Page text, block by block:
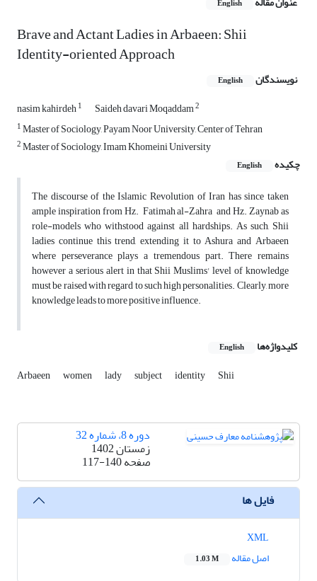
English
Brave and Actant Ladies in Arbaeen: Shii
Identity-oriented Approach
نویسندگان English
nasim kahirdeh1 Saideh davari Moqaddam2
1Master of Sociology, Payam Noor University, Center of Tehran
2Master of Sociology, Imam Khomeini University
چکیده
English
The discourse of the Islamic Revolution of Iran has since taken
ample inspiration from Hz. Fatimah al-Zahra and Hz. Zaynab as
role-models who withstood against all hardships. As such, Shii
ladies continue this trend, extending it to Ashura and Arbaeen
where perseverance plays a tremendous part. There remains
however a serious alert in that Shii Muslims' level of knowledge
must be raised with regard to such high personalities. Clearly, more
knowledge leads to more positive influence.
کلیدواژه‌ها English
Arbaeen women lady subject identity Shii
دوره 8، شماره 32
زمستان 1402
صفحه117-140
فایل ها
اصل مقاله
1.03 M